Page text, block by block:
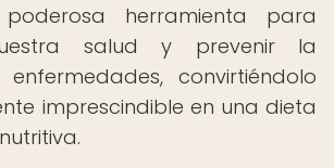
herramienta para
salud y prevenir la
convirtiéndolo
imprescindible en una dieta